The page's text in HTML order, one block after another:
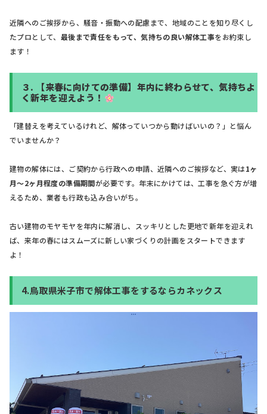
近隣へのご挨拶から、騒音・振動への配慮まで、地域のことを知り尽くし
たプロとして、 最後まで責任をもって、気持ちの良い解体工事をお約束し
ます！
３.
【来春に向けての準備】年内に終わらせて、気持ちよ
く新年を迎えよう！
「建替えを考えているけれど、解体っていつから動けばいいの？」と悩ん
でいませんか？
建物の解体には、ご契約から行政への申請、近隣へのご挨拶など、実は1ヶ
月〜2ヶ月程度の準備期間が必要です。年末にかけては、工事を急ぐ方が増
えるため、業者も行政も込み合いがち。
古い建物のモヤモヤを年内に解消し、スッキリとした更地で新年を迎えれ
ば、来年の春にはスムーズに新しい家づくりの計画をスタートできます
よ！
4.鳥取県米子市で解体工事をするならカネックス